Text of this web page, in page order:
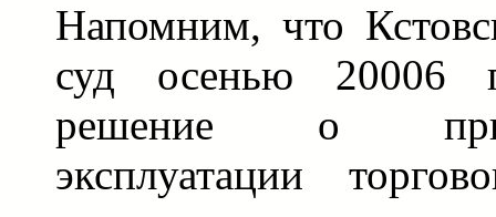
Напомним, что
суд осенью 20006
решение о
эксплуатации